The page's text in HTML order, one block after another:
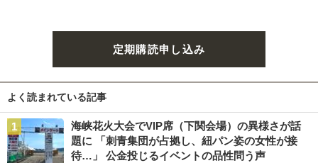
定期購読申し込み
よく読まれている記事
海峡花火大会でVIP席（下関会場）の異様さが話
題に 「刺青集団が占拠し、紐パン姿の女性が接
待…」 公金投じるイベントの品性問う声